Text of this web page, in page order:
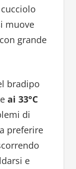
muove
grande
bradipo
ai 33°C
di
preferire
e